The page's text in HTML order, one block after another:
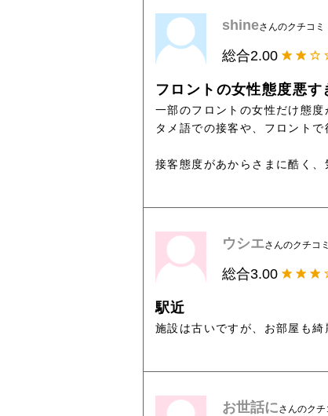
shineさんのクチコミ
総合2.00
フロントの女性態度悪す
一部のフロントの女性だけ態度
タメ語での接客や、フロント
接客態度があからさまに酷く
ウシエさんのクチコ
総合3.00
駅近
施設は古いですが、お部屋も
お世話にさんのクチ